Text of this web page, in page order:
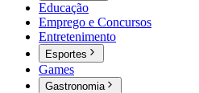
Educação
Emprego e Concursos
Entretenimento
Esportes
Games
Gastronomia